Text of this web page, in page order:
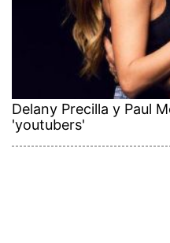
Delany Precilla y Paul
'youtubers'